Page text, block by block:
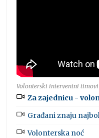
Volonterski interventni timovi
Za zajednicu -
Građani znaju
Volonterska noć